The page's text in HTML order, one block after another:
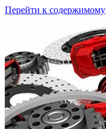
Перейти к содержимому